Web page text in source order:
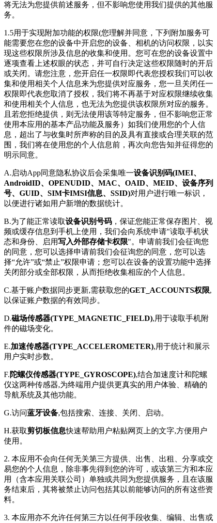
将无法为您提供前述服务，但不影响您使用我们提供的其他服
务。
1.5用于实现附加功能的权限(您理解并同意，下列附加服务可
能需要您在您的设备中开启您的设备、相机的访问权限，以实
现这些权限所涉及信息的收集和使用。您可在您的设备设置中
逐项查看上述权眼的状态，并可自行决定这些权限随时的开后
或关闭。请您注意，您开启任一权限即代表您授权我们可以收
集和使用相关个人信息来为您提供对应服务，您一旦关闭任一
权限即代表您取消了授权，我们将不再基于对应权限继续收集
和使用相关个人信息，也无法为您提供该权限所对应的服务。
且若您拒绝提供，则无法使用该等特定服务，但不影响您正常
使用本应用的基本产品功能及服务）如我们使用您的个人信
息，超出了与收集时所声称的目的及具有直接或合理关联的范
围，我们将在使用您的个人信息前，再次向您告知并征得您的
明示同意。
A.启动App同意隐私协议后会采集唯一设备识别码(IMEI、
AndroidID、OPENUDID、MAC、OAID、MEID、设备序列
号、GUID、SIM卡IMSI信息、SSID)对用户进行唯一标识，
以便进行诸如用户新增的数据统计。
B.为了能正常读取设备识别号码 ，保证您能正常保存图片、视
频或缓存信息到手机上使用，我们会向系统申请"读取手机状
态和身份、启用写入外部存储卡权限"。申请前我们会征询您
的同意，您可以选择申请前我们会征询您的同意，您可以选
择“允许”或“禁止”权限申请；您可以在设备的设置功能中选择
关闭部分或全部权限，从而拒绝收集相应的个人信息。
C.基于账户数据同步更新,需获取您的GET_ACCOUNTS权限,
以保证账户数据的有效同步。
D.磁场传感器(TYPE_MAGNETIC_FIELD),用于读取手机附
件的磁场变化。
E.加速传感器(TYPE_ACCELEROMETER),用于统计和展示
用户实时步数。
F.陀螺仪传感器(TYPE_GYROSCOPE),结合加速度计和陀螺
仪这两种传感器,为终端用户提供更真实的用户体验、精确的
导航系统及其他功能。
G.访问蓝牙设备,包括搜索、连接、关闭、启动。
H.获取剪切板信息快速帮助用户粘贴网页上的文字,方便用户
使用。
2. 本应用不会向任何无关第三方提供、出售、出租、分享或交
易您的个人信息，除非事先得到您的许可，或该第三方和本应
用（含本应用关联公司）单独或共同为您提供服务，且在该服
务结束后，其将被禁止访问包括其以前能够访问的所有这些资
料。
3. 本应用亦不允许任何第三方以任何手段收集、编辑、出售或